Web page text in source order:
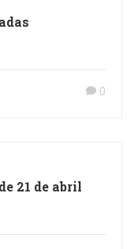
0
21 de abril